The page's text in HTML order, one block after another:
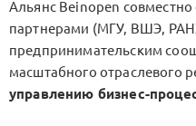
Альянс Beinopen
партнерами (МГУ, ВШЭ,
предпринимательским
масштабного отраслевого
управлению бизнес-